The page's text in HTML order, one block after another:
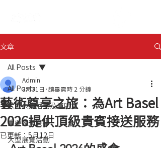
文章
All Posts
大型表演活動及演唱會
重要體育賽事
大型展覽活動
All Posts
藝術尊享之旅：為Art Basel
2026提供頂級貴賓接送服務
Admin
3月31日 讀畢需時 2 分鐘
已更新：5月12日